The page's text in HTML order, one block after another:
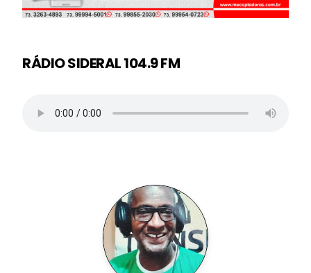
RÁDIO SIDERAL 104.9 FM